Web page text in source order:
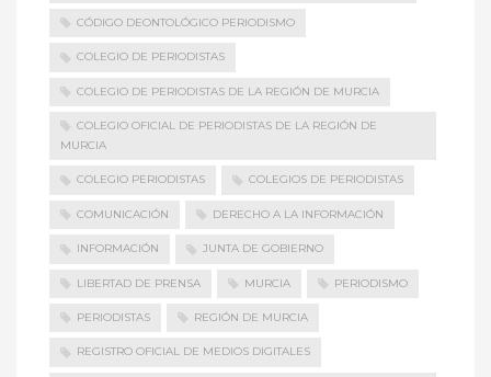
CÓDIGO DEONTOLÓGICO PERIODISMO
COLEGIO DE PERIODISTAS
COLEGIO DE PERIODISTAS DE LA REGIÓN DE MURCIA
COLEGIO OFICIAL DE PERIODISTAS DE LA REGIÓN DE
MURCIA
COLEGIO PERIODISTAS COLEGIOS DE PERIODISTAS
COMUNICACIÓN DERECHO A LA INFORMACIÓN
INFORMACIÓN JUNTA DE GOBIERNO
LIBERTAD DE PRENSA MURCIA PERIODISMO
PERIODISTAS REGIÓN DE MURCIA
REGISTRO OFICIAL DE MEDIOS DIGITALES